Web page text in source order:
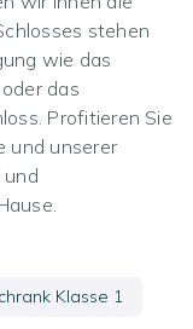
stehen
wie das
das
Profitieren Sie
und unserer
Klasse 1